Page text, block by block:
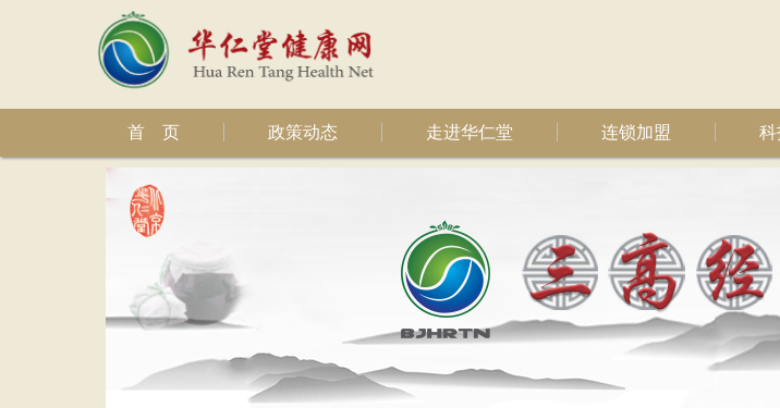
首 页 政策动态 走进华仁堂 连锁加盟 科